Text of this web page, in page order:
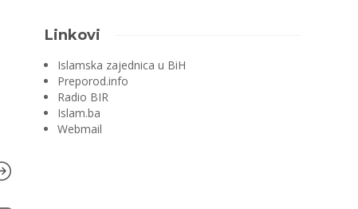
Linkovi
Islamska zajednica u BiH
Preporod.info
Radio BIR
Islam.ba
Webmail